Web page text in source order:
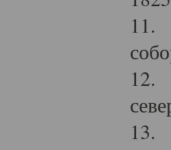
11.
12.
13.